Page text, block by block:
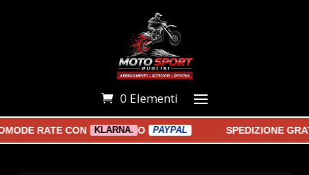
0 Elementi
RATE CON KLARNA. O PAYPAL SPEDIZIONE